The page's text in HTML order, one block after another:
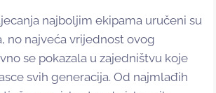
najboljim ekipama uručeni su
no najveća vrijednost ovog
se pokazala u zajedništvu koje
svih generacija. Od najmlađih